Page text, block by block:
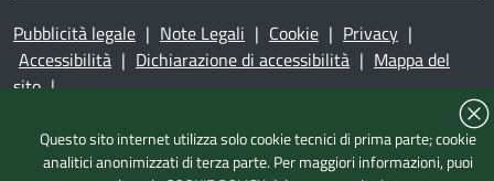
Pubblicità legale | Note Legali | Cookie | Privacy |
Accessibilità | Dichiarazione di accessibilità | Mappa del
sito |
Questo sito internet utilizza solo cookie tecnici di prima parte; cookie
analitici anonimizzati di terza parte. Per maggiori informazioni, puoi